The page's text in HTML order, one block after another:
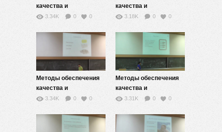
качества и
тестирование Web-
3.34K 0 0
качества и
тестирование Web-
3.18K 0 0
Методы обеспечения
качества и
тестирование Web-
3.34K 0 0
Методы обеспечения
качества и
тестирование Web-
3.31K 0 0